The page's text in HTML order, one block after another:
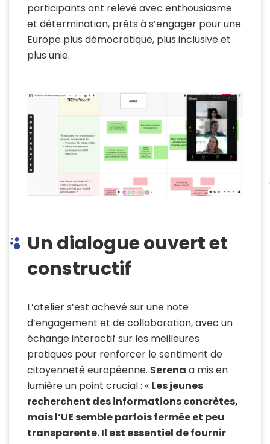
participants ont relevé avec enthousiasme
et détermination, prêts à s’engager pour une
Europe plus démocratique, plus inclusive et
plus unie.
Un dialogue ouvert et
constructif
L’atelier s’est achevé sur une note
d’engagement et de collaboration, avec un
échange interactif sur les meilleures
pratiques pour renforcer le sentiment de
citoyenneté européenne. Serena a mis en
lumière un point crucial : « Les jeunes
recherchent des informations concrètes,
mais l’UE semble parfois fermée et peu
transparente. Il est essentiel de fournir